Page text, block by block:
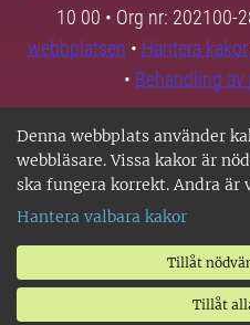
Denna webbplats använder
webbläsare. Vissa kakor är
ska fungera korrekt. Andra är
Hantera valbara kakor
Tillåt
Tillåt
10 00 • Org nr: 202100-
webbplatsen • Hantera kakor
• Behandling